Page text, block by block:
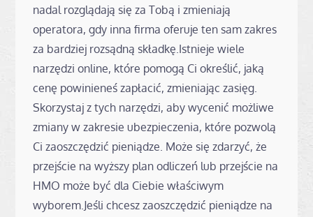
nadal rozglądają się za Tobą i zmieniają
operatora, gdy inna firma oferuje ten sam zakres
za bardziej rozsądną składkę.Istnieje wiele
narzędzi online, które pomogą Ci określić, jaką
cenę powinieneś zapłacić, zmieniając zasięg.
Skorzystaj z tych narzędzi, aby wycenić możliwe
zmiany w zakresie ubezpieczenia, które pozwolą
Ci zaoszczędzić pieniądze. Może się zdarzyć, że
przejście na wyższy plan odliczeń lub przejście na
HMO może być dla Ciebie właściwym
wyborem.Jeśli chcesz zaoszczędzić pieniądze na